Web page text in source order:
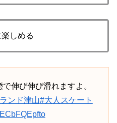
しめる
伸び伸び滑れますよ。
ンド津山#大人スケート